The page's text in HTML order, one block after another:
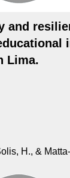
and
Lima.
H., &